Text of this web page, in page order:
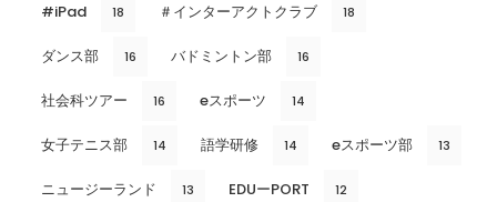
#iPad 18 ＃インターアクトクラブ 18
ダンス部 16 バドミントン部 16
社会科ツアー 16 eスポーツ 14
女子テニス部 14 語学研修 14 eスポーツ部 13
ニュージーランド 13 EDUーPORT 12